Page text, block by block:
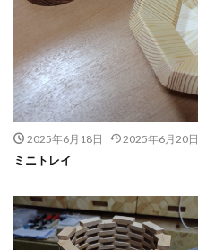
2025年6月18日 2025年6月20日
ミニトレイ